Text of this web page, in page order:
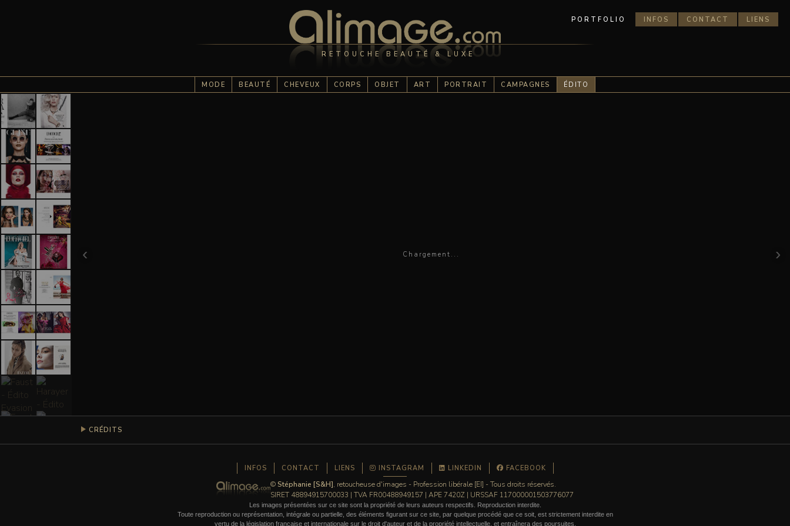
PORTFOLIO INFOS CONTACT LIENS
RETOUCHE BEAUTÉ & LUXE
MODE BEAUTÉ CHEVEUX CORPS OBJET ART PORTRAIT CAMPAGNES ÉDITO
Chargement...
‹ ›
CRÉDITS
INFOS CONTACT LIENS INSTAGRAM LINKEDIN FACEBOOK
©Stéphanie [S&H], retoucheuse d'images - Profession libérale [EI] - Tous droits réservés.
SIRET 48894915700033 | TVA FR00488949157 | APE 7420Z | URSSAF 117000001503776077
Les images présentées sur ce site sont la propriété de leurs auteurs respectifs. Reproduction interdite.
Toute reproduction ou représentation, intégrale ou partielle, des éléments figurant sur ce site, par quelque procédé que ce soit, est strictement interdite en
vertu de la législation française et internationale sur le droit d'auteur et de la propriété intellectuelle, et entraînera des poursuites.